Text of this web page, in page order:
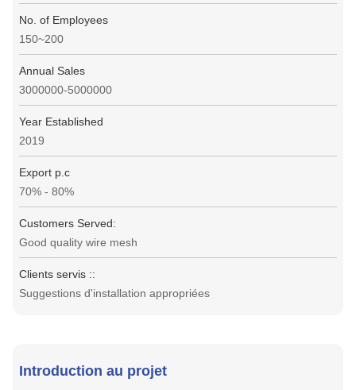
No. of Employees
150~200
Annual Sales
3000000-5000000
Year Established
2019
Export p.c
70% - 80%
Customers Served:
Good quality wire mesh
Clients servis ::
Suggestions d'installation appropriées
Introduction au projet